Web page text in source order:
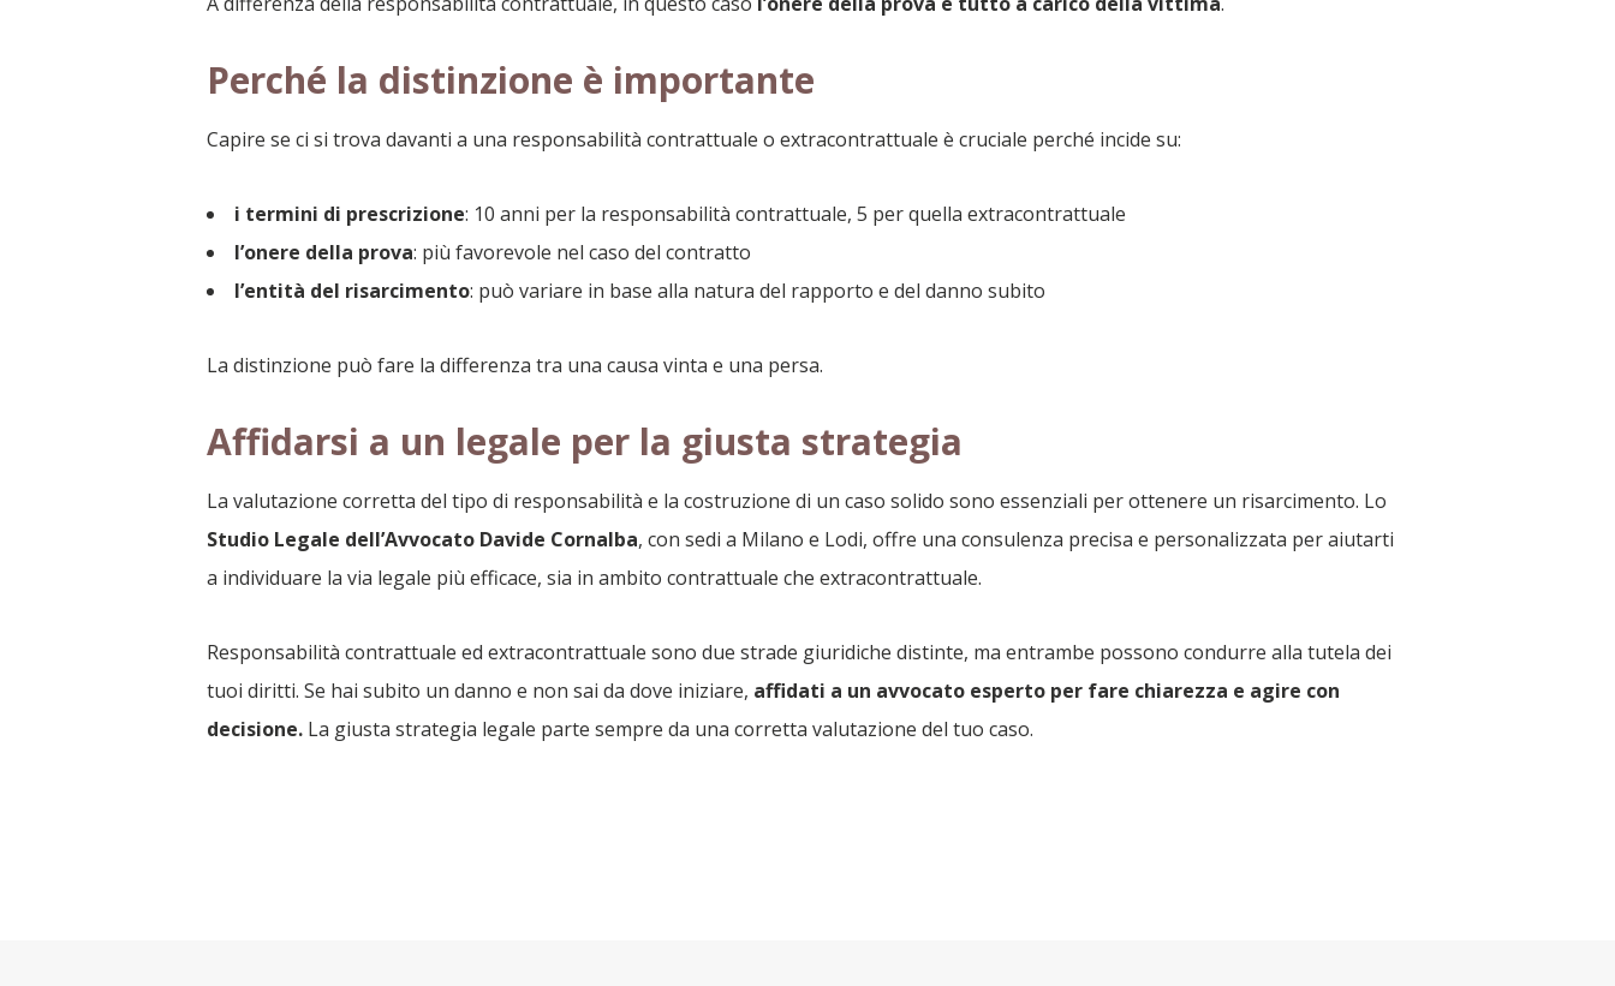
Perché la distinzione è importante
Capire se ci si trova davanti a una responsabilità contrattuale o extracontrattuale è cruciale perché incide su:
i termini di prescrizione: 10 anni per la responsabilità contrattuale, 5 per quella extracontrattuale
l’onere della prova: più favorevole nel caso del contratto
l’entità del risarcimento: può variare in base alla natura del rapporto e del danno subito
La distinzione può fare la differenza tra una causa vinta e una persa.
Affidarsi a un legale per la giusta strategia
La valutazione corretta del tipo di responsabilità e la costruzione di un caso solido sono essenziali per ottenere un risarcimento. Lo
Studio Legale dell’Avvocato Davide Cornalba, con sedi a Milano e Lodi, offre una consulenza precisa e personalizzata per aiutarti
a individuare la via legale più efficace, sia in ambito contrattuale che extracontrattuale.
Responsabilità contrattuale ed extracontrattuale sono due strade giuridiche distinte, ma entrambe possono condurre alla tutela dei
tuoi diritti. Se hai subito un danno e non sai da dove iniziare, affidati a un avvocato esperto per fare chiarezza e agire con
decisione. La giusta strategia legale parte sempre da una corretta valutazione del tuo caso.